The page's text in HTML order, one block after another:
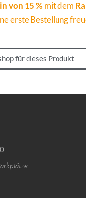
von 15 % mit dem
erste Bestellung
für dieses Produkt